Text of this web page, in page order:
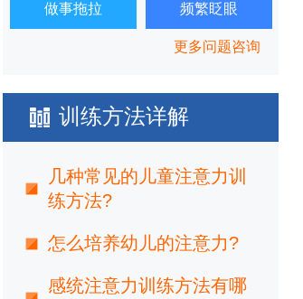
做事拖拉 频繁眨眼
更多问题咨询
训练方法详解
几种常见的儿童注意力训
练方法?
怎么培养幼儿的注意力?
感统注意力训练方法有哪